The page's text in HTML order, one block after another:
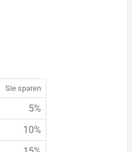
Sie sparen
5%
10%